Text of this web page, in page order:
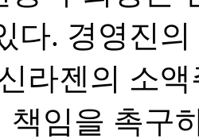
다. 경영진
라젠의 소
책임을 촉구